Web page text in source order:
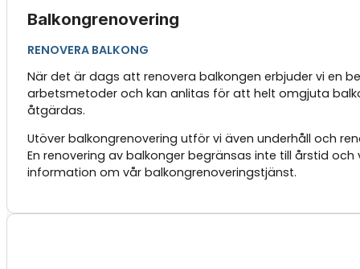
Balkongrenovering
RENOVERA BALKONG
När det är dags att renovera balkongen erbjuder vi en
arbetsmetoder och kan anlitas för att helt omgjuta
åtgärdas.
Utöver balkongrenovering utför vi även underhåll och
En renovering av balkonger begränsas inte till årstid
information om vår balkongrenoveringstjänst.